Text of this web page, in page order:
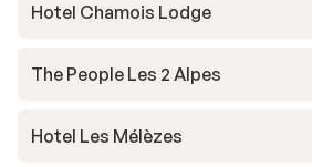
Hotel Chamois Lodge
The People Les 2 Alpes
Hotel Les Mélèzes